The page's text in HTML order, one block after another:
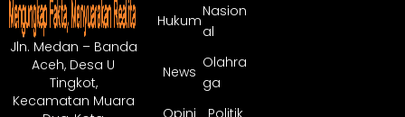
Jln. Medan – Banda
Aceh, Desa U
Tingkot,
Kecamatan Muara
Hukum
Nasion
al
News
Olahra
ga
Opini
Politik